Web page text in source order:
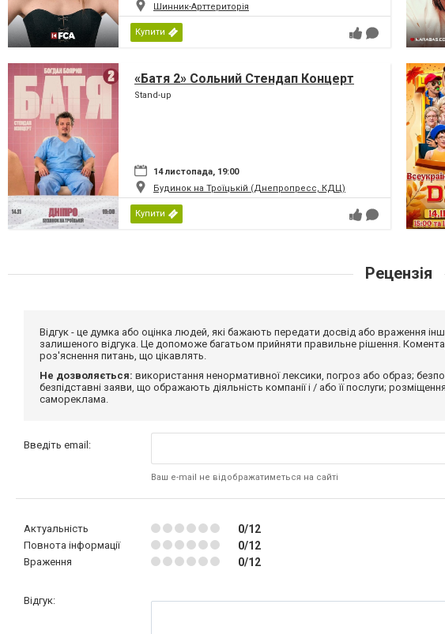
Шинник-Арттериторія
Купити
«Батя 2» Сольний Стендап Концерт
Stand-up
14 листопада, 19:00
Будинок на Троїцькій (Днепропресс, КДЦ)
Купити
Рецензія
Відгук - це думка або оцінка людей, які бажають передати досвід або враження
залишеного відгука. Це допоможе багатьом прийняти правильне рішення.
роз'яснення питань, що цікавлять.
Не дозволяється: використання ненормативної лексики, погроз або образ;
безпідставні заяви, що ображають діяльність компанії і / або її послуги;
самореклама.
Введіть email:
Ваш e-mail не відображатиметься на сайті
Актуальність 0/12
Повнота інформації 0/12
Враження 0/12
Відгук: